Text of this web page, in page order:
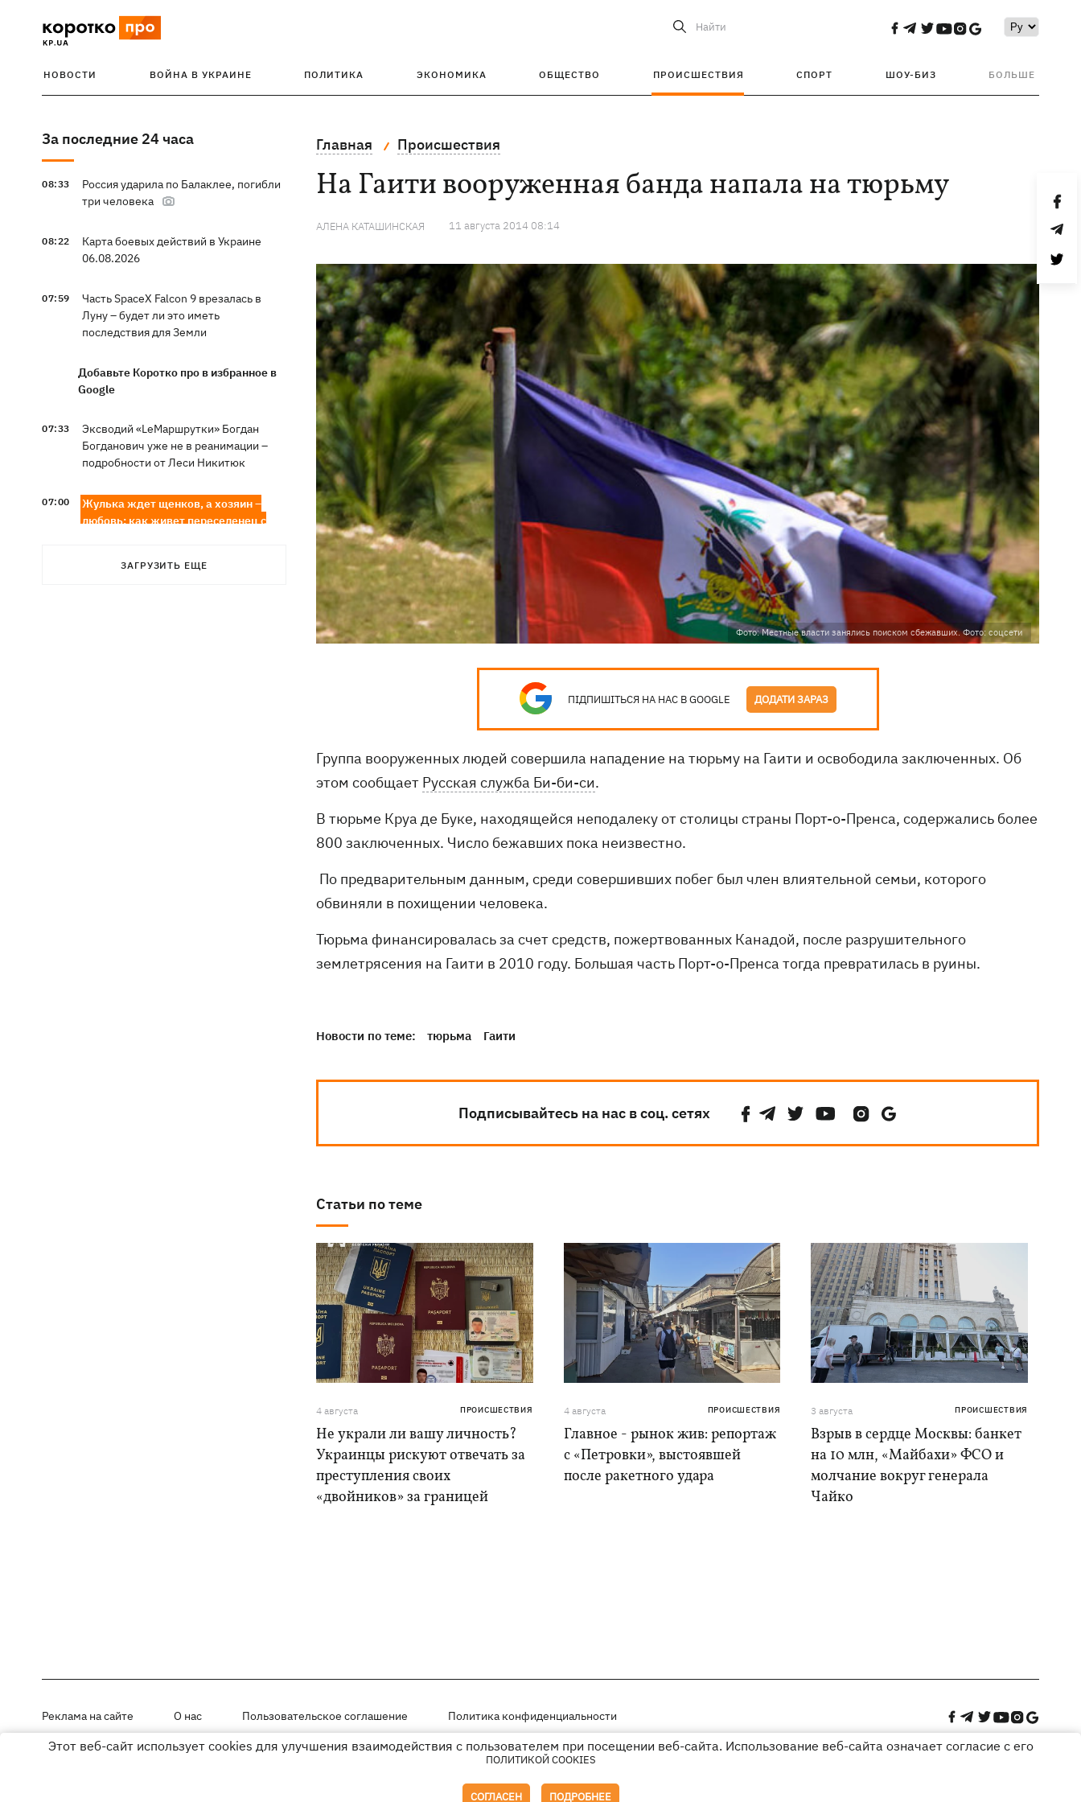
Найти
НОВОСТИ ВОЙНА В УКРАИНЕ ПОЛИТИКА ЭКОНОМИКА ОБЩЕСТВО ПРОИСШЕСТВИЯ СПОРТ ШОУ-БИЗ БОЛЬШЕ
За последние 24 часа
08:33
Россия ударила по Балаклее, погибли
три человека
08:22
Карта боевых действий в Украине
06.08.2026
07:59
Часть SpaceX Falcon 9 врезалась в
Луну – будет ли это иметь
последствия для Земли
Добавьте Коротко про в избранное в
Google
07:33
Эксводий «LeМаршрутки» Богдан
Богданович уже не в реанимации –
подробности от Леси Никитюк
07:00
Жулька ждет щенков, а хозяин –
любовь: как живет переселенец с
ЗАГРУЗИТЬ ЕЩЕ
Главная Происшествия
На Гаити вооруженная банда напала на тюрьму
АЛЕНА КАТАШИНСКАЯ 11 августа 2014 08:14
Фото: Местные власти занялись поиском сбежавших. Фото: соцсети
ПІДПИШІТЬСЯ НА НАС В GOOGLE ДОДАТИ ЗАРАЗ
Группа вооруженных людей совершила нападение на тюрьму на Гаити и освободила заключенных. Об
этом сообщает Русская служба Би-би-си.
В тюрьме Круа де Буке, находящейся неподалеку от столицы страны Порт-о-Пренса, содержались более
800 заключенных. Число бежавших пока неизвестно.
По предварительным данным, среди совершивших побег был член влиятельной семьи, которого
обвиняли в похищении человека.
Тюрьма финансировалась за счет средств, пожертвованных Канадой, после разрушительного
землетрясения на Гаити в 2010 году. Большая часть Порт-о-Пренса тогда превратилась в руины.
Новости по теме: тюрьма Гаити
Подписывайтесь на нас в соц. сетях
Статьи по теме
4 августа ПРОИСШЕСТВИЯ
Не украли ли вашу личность?
Украинцы рискуют отвечать за
преступления своих
«двойников» за границей
4 августа ПРОИСШЕСТВИЯ
Главное - рынок жив: репортаж
с «Петровки», выстоявшей
после ракетного удара
3 августа ПРОИСШЕСТВИЯ
Взрыв в сердце Москвы: банкет
на 10 млн, «Майбахи» ФСО и
молчание вокруг генерала
Чайко
Реклама на сайте О нас Пользовательское соглашение Политика конфиденциальности
Материалы под рубриками «Новости компании», «PR» и «Факт» размещены на правах рекламы
Этот веб-сайт использует cookies для улучшения взаимодействия с пользователем при посещении веб-сайта. Использование веб-сайта означает согласие с его
ПОЛИТИКОЙ COOKIES
СОГЛАСЕН ПОДРОБНЕЕ